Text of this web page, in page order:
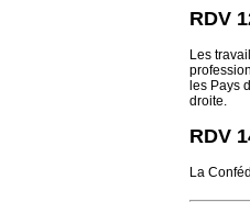
RDV
Les
les Pays
droite.
RDV
La